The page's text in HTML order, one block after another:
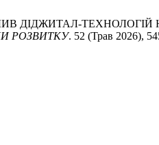
ДІДЖИТАЛ-
РОЗВИТКУ. 52 (Трав 2026),